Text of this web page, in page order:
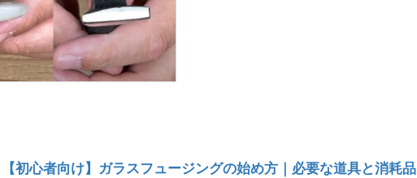
【初心者向け】ガラスフュージングの始め方｜必要な道具と消耗品